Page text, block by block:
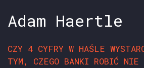
Adam Haertle
CZY 4 CYFRY W HAŚLE
TYM, CZEGO BANKI ROBIĆ NIE